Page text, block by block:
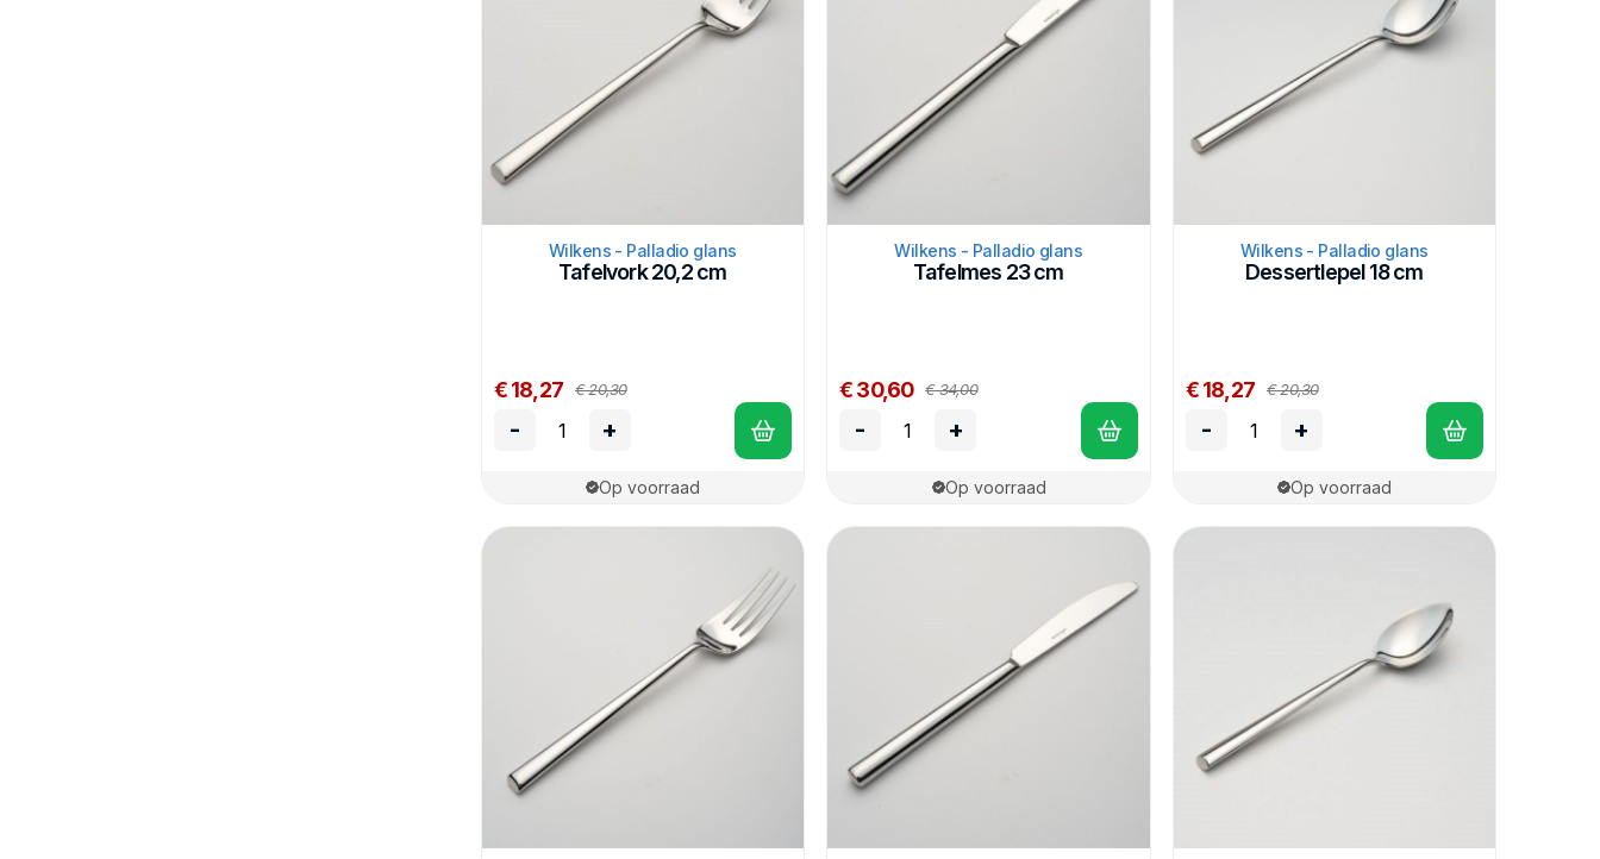
Wilkens - Palladio glans
Tafelvork 20,2 cm
€ 18,27 € 20,30
- +
Op voorraad
Wilkens - Palladio glans
Tafelmes 23 cm
€ 30,60 € 34,00
- +
Op voorraad
Wilkens - Palladio glans
Dessertlepel 18 cm
€ 18,27 € 20,30
- +
Op voorraad